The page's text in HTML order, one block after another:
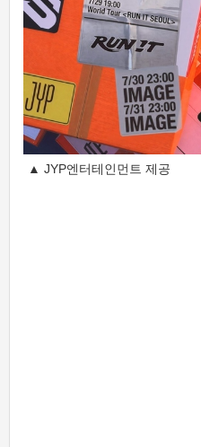
▲ JYP엔터테인먼트 제공